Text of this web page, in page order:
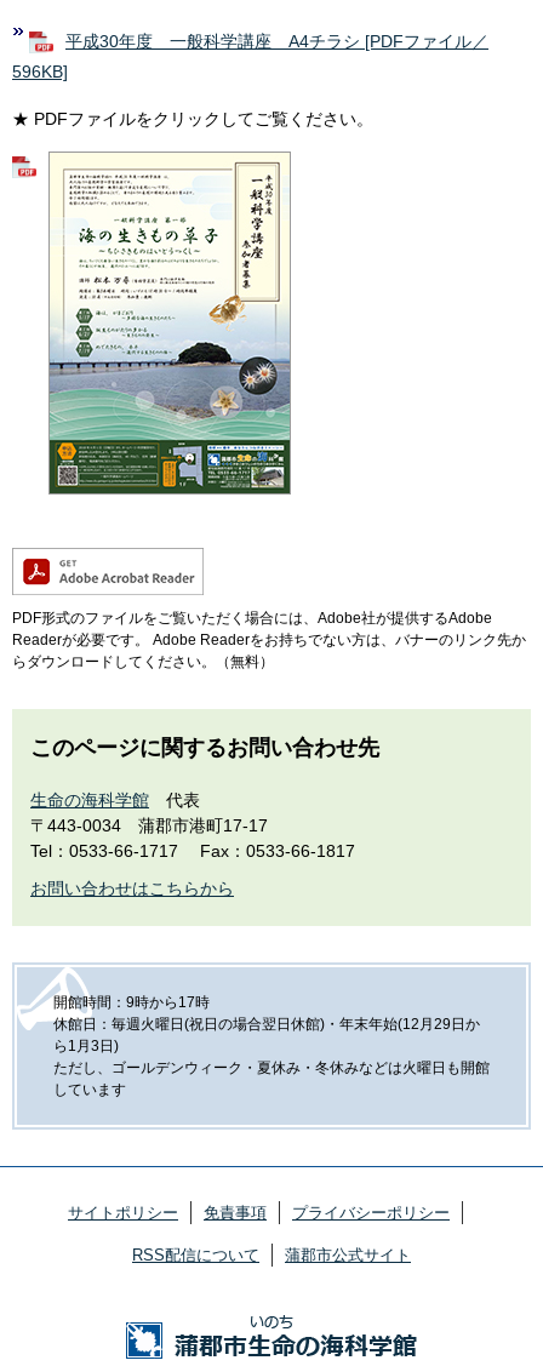
平成30年度 一般科学講座 A4チラシ [PDFファイル／
596KB]
★ PDFファイルをクリックしてご覧ください。
PDF形式のファイルをご覧いただく場合には、Adobe社が提供するAdobe
Readerが必要です。
Adobe Readerをお持ちでない方は、バナーのリンク先か
らダウンロードしてください。（無料）
このページに関するお問い合わせ先
生命の海科学館
代表
〒443-0034
蒲郡市港町17-17
Tel：0533-66-1717
Fax：0533-66-1817
お問い合わせはこちらから
開館時間：9時から17時
休館日：毎週火曜日(祝日の場合翌日休館)・年末年始(12月29日か
ら1月3日)
ただし、ゴールデンウィーク・夏休み・冬休みなどは火曜日も開館
しています
サイトポリシー 免責事項 プライバシーポリシー
RSS配信について 蒲郡市公式サイト